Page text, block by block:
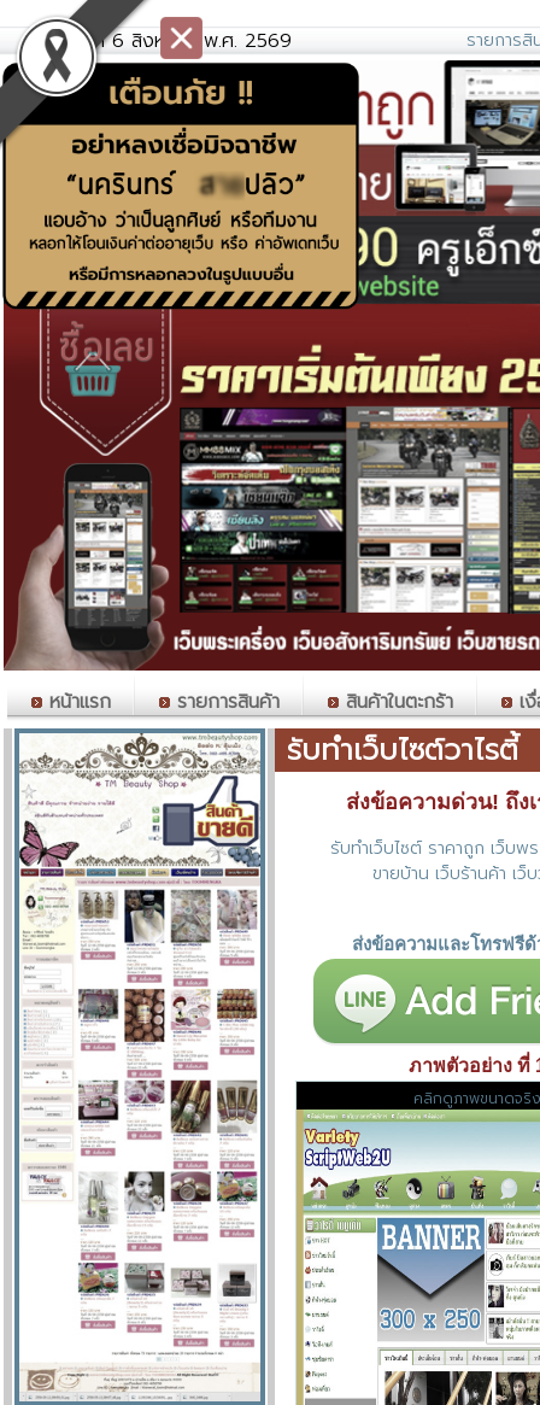
วันพฤหัสที่ 6 สิงหาคม พ.ศ. 2569 รายการสิ
หน้าแรก รายการสินค้า สินค้าในตะกร้า เงื่
รับทำเว็บไซต์วาไรตี้
ส่งข้อความด่วน! ถึง
รับทำเว็บไซต์ ราคาถูก เว็บพ
ขายบ้าน เว็บร้านค้า เว็
ส่งข้อความและโทรฟรีด้
ภาพตัวอย่าง ที่
คลิกดูภาพขนาดจริง